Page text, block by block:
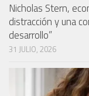
Nicholas Stern,
distracción y una
desarrollo”
31 JULIO, 2026